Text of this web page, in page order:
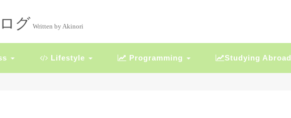
グ Written by Akinori
Lifestyle Programming Studying Abroad